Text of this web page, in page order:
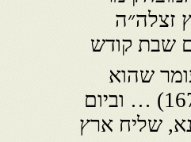
זצלה״ה
שבת קודש
שהוא
שבת כלה בשנת חמשת אלפים תל״ג ליצירה (1673) … וביום
שליח ארץ